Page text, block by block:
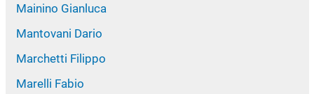
Mainino Gianluca
Mantovani Dario
Marchetti Filippo
Marelli Fabio